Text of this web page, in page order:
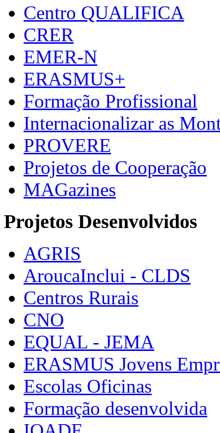
Centro QUALIFICA
CRER
EMER-N
ERASMUS+
Formação Profissional
Internacionalizar as
PROVERE
Projetos de Cooperação
MAGazines
Projetos Desenvolvidos
AGRIS
AroucaInclui - CLDS
Centros Rurais
CNO
EQUAL - JEMA
ERASMUS Jovens
Escolas Oficinas
Formação desenvolvida